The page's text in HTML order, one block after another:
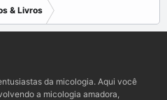
& Livros
da micologia. Aqui você
a micologia amadora,